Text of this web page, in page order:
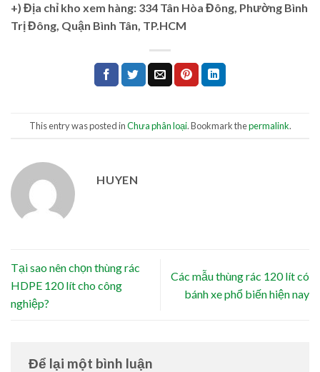
+) Địa chỉ kho xem hàng: 334 Tân Hòa Đông, Phường Bình
Trị Đông, Quận Bình Tân, TP.HCM
This entry was posted inChưa phân loại. Bookmark thepermalink.
HUYEN
Tại sao nên chọn thùng rác
HDPE 120 lít cho công
nghiệp?
Các mẫu thùng rác 120 lít có
bánh xe phổ biến hiện nay
Để lại một bình luận